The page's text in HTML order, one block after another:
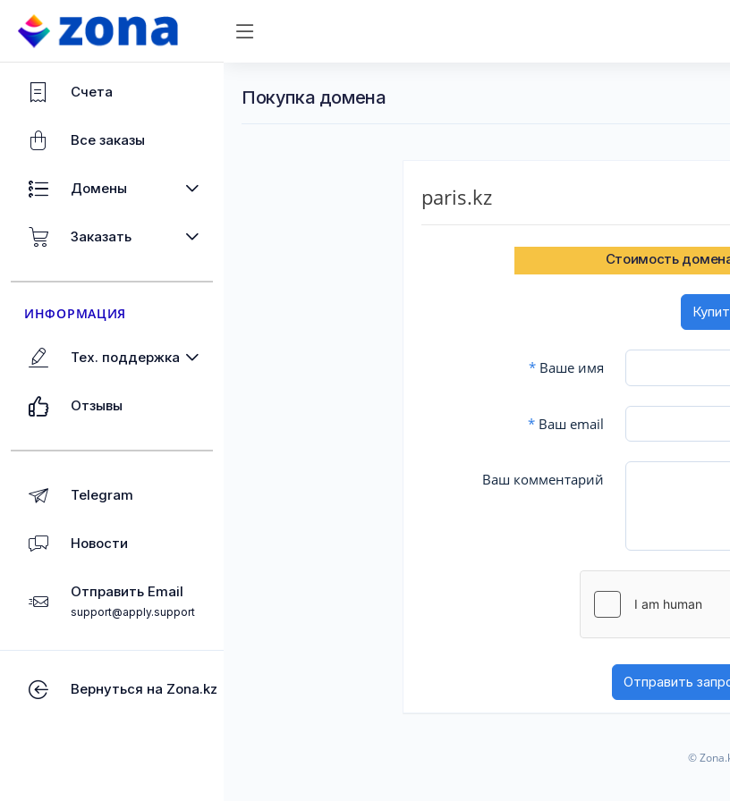
Счета
Все заказы
Домены
Заказать
ИНФОРМАЦИЯ
Тех. поддержка
Отзывы
Telegram
Новости
Отправить Email
support@apply.support
Вернуться на Zona.kz
Покупка домена
paris.kz
Стоимость
*Ваше имя
*Ваш email
Ваш комментарий
©